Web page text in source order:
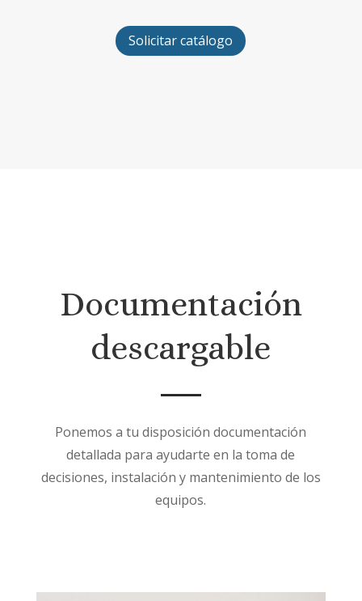
Solicitar catálogo
Documentación
descargable
Ponemos a tu disposición documentación
detallada para ayudarte en la toma de
decisiones, instalación y mantenimiento de los
equipos.